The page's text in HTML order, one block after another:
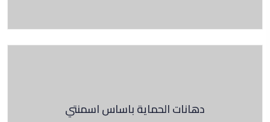
دهانات الحماية باساس اسمنتي